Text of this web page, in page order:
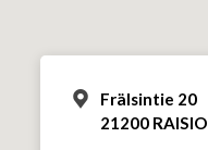
Frälsintie 20
21200 RAISIO